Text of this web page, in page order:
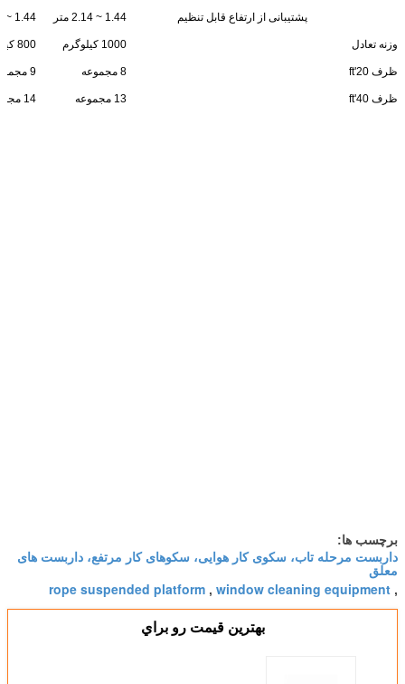
پشتیبانی از ارتفاع قابل تنظیم 1.44 ~ 2.14 متر 1.44 ~ 2.14 متر
وزنه تعادل 1000 کیلوگرم 800 کیلوگرم
ظرف 20'ft 8 مجموعه 9 مجموعه
ظرف 40'ft 13 مجموعه 14 مجموعه
برچسب ها:
داربست مرحله تاب، سکوی کار هوایی، سکوهای کار مرتفع، داربست های
معلق
,
window cleaning equipment
,
rope suspended platform
بهترين قيمت رو براي